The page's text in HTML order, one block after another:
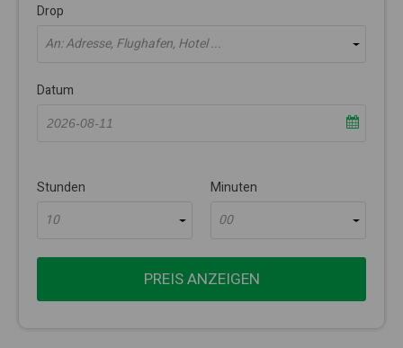
Drop
An: Adresse, Flughafen, Hotel ...
Datum
Stunden
10
Minuten
00
PREIS ANZEIGEN